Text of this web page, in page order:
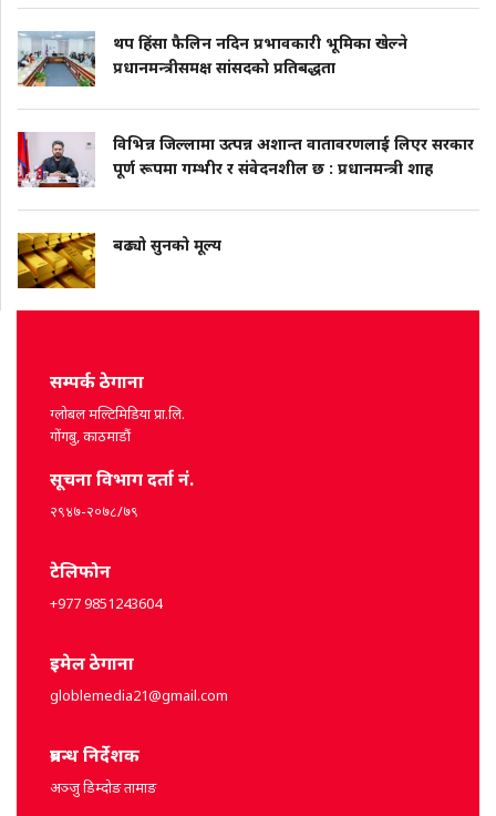
थप हिंसा फैलिन नदिन प्रभावकारी भूमिका खेल्ने
प्रधानमन्त्रीसमक्ष सांसदको प्रतिबद्धता
विभिन्न जिल्लामा उत्पन्न अशान्त वातावरणलाई लिएर सरकार
पूर्ण रूपमा गम्भीर र संवेदनशील छ : प्रधानमन्त्री शाह
बढ्यो सुनको मूल्य
सम्पर्क ठेगाना
ग्लोबल मल्टिमिडिया प्रा.लि.
गोंगबु, काठमाडौं
सूचना विभाग दर्ता नं.
२९४७-२०७८/७९
टेलिफोन
+977 9851243604
इमेल ठेगाना
globlemedia21@gmail.com
प्रबन्ध निर्देशक
अञ्जु डिम्दोङ तामाङ